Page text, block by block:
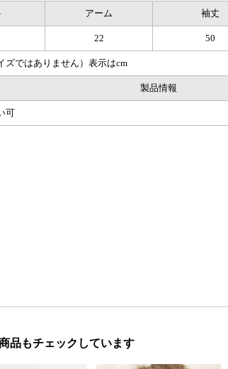
アーム 袖丈
22 50
ズではありません）表示はcm
製品情報
可
品もチェックしています